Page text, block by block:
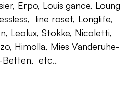
Erpo, Louis gance, Loung
line roset, Longlife,
Leolux, Stokke, Nicoletti,
Himolla, Mies Vanderuhe-
Betten, etc..